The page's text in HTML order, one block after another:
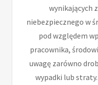
wynikających
niebezpiecznego w
pod względem
pracownika,
uwagę zarówno
wypadki lub